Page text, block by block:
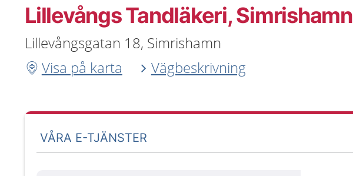
Lillevångs Tandläkeri, Simrishamn
Lillevångsgatan 18, Simrishamn
Visa på karta
Vägbeskrivning
VÅRA E-TJÄNSTER